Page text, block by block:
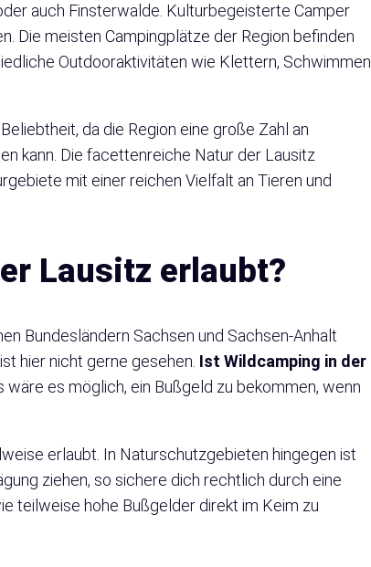
auch Finsterwalde. Kulturbegeisterte Camper
Die meisten Campingplätze der Region befinden
Outdooraktivitäten wie Klettern, Schwimmen
da die Region eine große Zahl an
kann. Die facettenreiche Natur der Lausitz
mit einer reichen Vielfalt an Tieren und
Lausitz erlaubt?
Bundesländern Sachsen und Sachsen-Anhalt
hier nicht gerne gesehen. Ist Wildcamping in der
es möglich, ein Bußgeld zu bekommen, wenn
erlaubt. In Naturschutzgebieten hingegen ist
ziehen, so sichere dich rechtlich durch eine
teilweise hohe Bußgelder direkt im Keim zu